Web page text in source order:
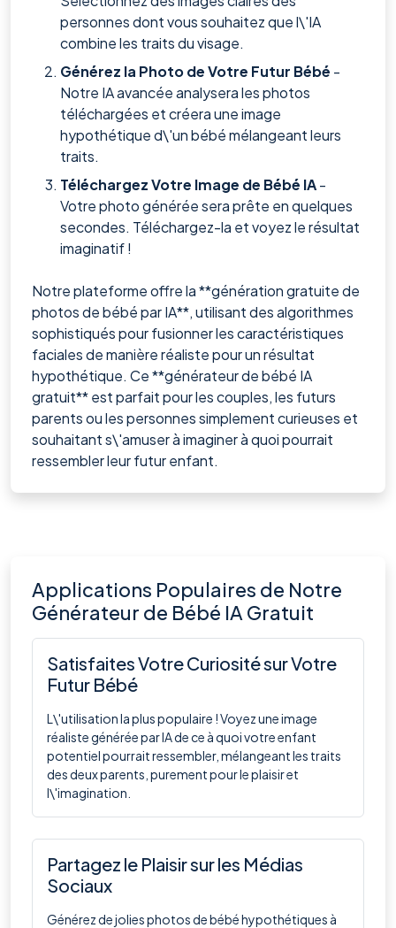
personnes dont vous souhaitez que l\'IA
combine les traits du visage.
Générez la Photo de Votre Futur Bébé -
Notre IA avancée analysera les photos
téléchargées et créera une image
hypothétique d\'un bébé mélangeant leurs
traits.
Téléchargez Votre Image de Bébé IA-
Votre photo générée sera prête en quelques
secondes. Téléchargez-la et voyez le résultat
imaginatif !
Notre plateforme offre la **génération gratuite de
photos de bébé par IA**, utilisant des algorithmes
sophistiqués pour fusionner les caractéristiques
faciales de manière réaliste pour un résultat
hypothétique. Ce **générateur de bébé IA
gratuit** est parfait pour les couples, les futurs
parents ou les personnes simplement curieuses et
souhaitant s\'amuser à imaginer à quoi pourrait
ressembler leur futur enfant.
Applications Populaires de Notre
Générateur de Bébé IA Gratuit
Satisfaites Votre Curiosité sur Votre
Futur Bébé
L\'utilisation la plus populaire ! Voyez une image
réaliste générée par IA de ce à quoi votre enfant
potentiel pourrait ressembler, mélangeant les traits
des deux parents, purement pour le plaisir et
l\'imagination.
Partagez le Plaisir sur les Médias
Sociaux
Générez de jolies photos de bébé hypothétiques à